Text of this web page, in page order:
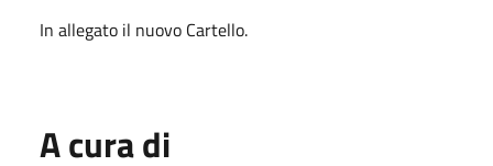
In allegato il nuovo Cartello.
A cura di